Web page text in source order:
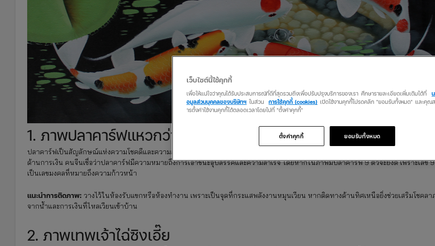
1. ภาพปลาคาร์ฟแหวกว่ายในน้ำ
ปลาคาร์ฟเป็นสัญลักษณ์แห่งความโชคดีและความสำเร็จ ภาพปลาคาร์ฟแหวกว่ายท่ามกลางสายน้ำที่สงบนิ่งถือเป็นภาพมงคลที่ช่วยเสริมดวงท
ด้านการเงิน คนจีนเชื่อว่าปลาคาร์ฟมีความหมายถึงการเอาชนะอุปสรรคและความสำเร็จ โดยหากในภาพมีปลาคาร์ฟ 9 ตัวจะยิ่งดี เพราะเลข 9
เป็นเลขมงคลที่หมายถึงความก้าวหน้า
แนะนำการติดภาพ: วางไว้ในห้องรับแขกหรือห้องทำงาน เพราะเป็นจุดที่กระแสพลังงานหมุนเวียน หากติดทางด้านทิศเหนือยิ่งช่วยเสริมโชคลา
จากน้ำและการเงินที่ไหลเวียนเข้าบ้าน
2. ภาพเทพเจ้าไฉ่ซิงเอี๊ย
เว็บไซต์นี้ใช้คุกกี้
เพื่อให้แน่ใจว่าคุณได้รับประสบการณ์ที่ดีที่สุดรวมถึงเพื่อปรับปรุงบริการของเรา ศึกษารายละเอียดเพิ่มเติมได้ที่
อมูลส่วนบุคคลของบริษัทฯ ในส่วน การใช้คุกกี้ (cookies) เปิดใช้งานคุกกี้โปรดคลิก "ยอมรับทั้งหมด" และคุณ
ารตั้งค่าใช้งานคุกกี้ได้ตลอดเวลาโดยไปที่ "ตั้งค่าคุกกี้"
ยอมรับทั้งหมด
ตั้งค่าคุกกี้